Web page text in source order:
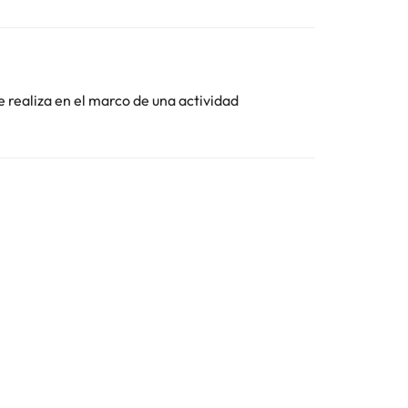
en el marco de una actividad